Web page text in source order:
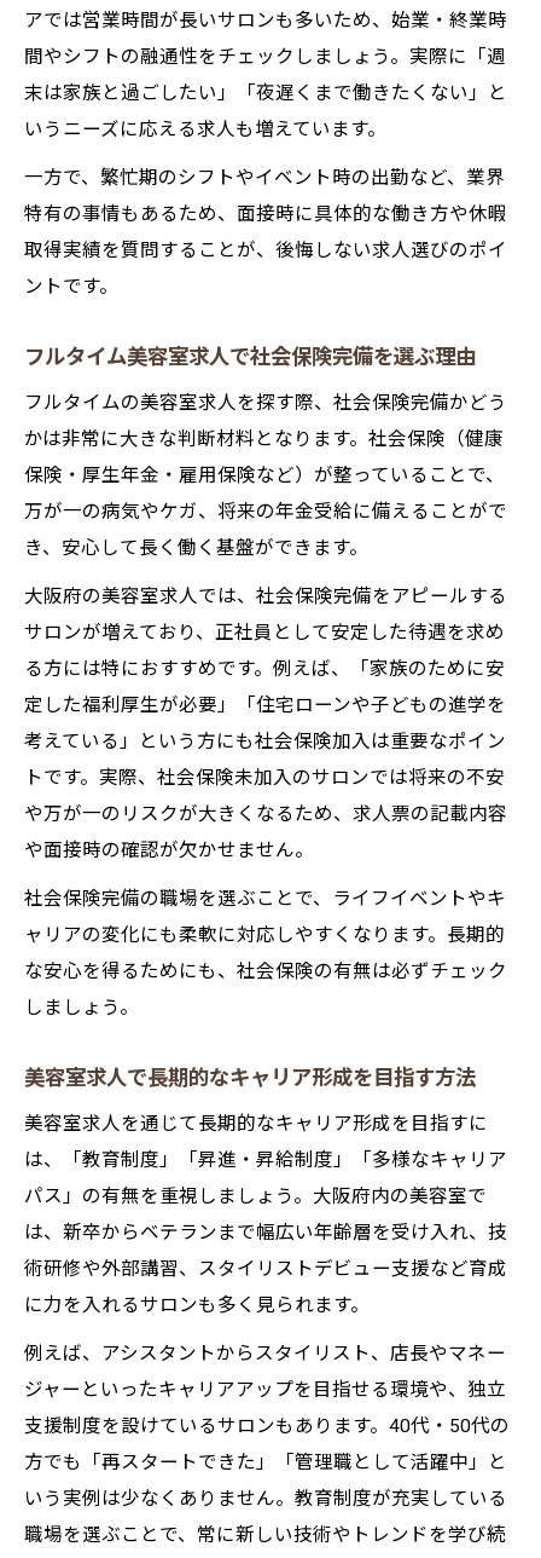
アでは営業時間が長いサロンも多いため、始業・終業時
間やシフトの融通性をチェックしましょう。実際に「週
末は家族と過ごしたい」「夜遅くまで働きたくない」と
いうニーズに応える求人も増えています。
一方で、繁忙期のシフトやイベント時の出勤など、業界
特有の事情もあるため、面接時に具体的な働き方や休暇
取得実績を質問することが、後悔しない求人選びのポイ
ントです。
フルタイム美容室求人で社会保険完備を選ぶ理由
フルタイムの美容室求人を探す際、社会保険完備かどう
かは非常に大きな判断材料となります。社会保険（健康
保険・厚生年金・雇用保険など）が整っていることで、
万が一の病気やケガ、将来の年金受給に備えることがで
き、安心して長く働く基盤ができます。
大阪府の美容室求人では、社会保険完備をアピールする
サロンが増えており、正社員として安定した待遇を求め
る方には特におすすめです。例えば、「家族のために安
定した福利厚生が必要」「住宅ローンや子どもの進学を
考えている」という方にも社会保険加入は重要なポイン
トです。実際、社会保険未加入のサロンでは将来の不安
や万が一のリスクが大きくなるため、求人票の記載内容
や面接時の確認が欠かせません。
社会保険完備の職場を選ぶことで、ライフイベントやキ
ャリアの変化にも柔軟に対応しやすくなります。長期的
な安心を得るためにも、社会保険の有無は必ずチェック
しましょう。
美容室求人で長期的なキャリア形成を目指す方法
美容室求人を通じて長期的なキャリア形成を目指すに
は、「教育制度」「昇進・昇給制度」「多様なキャリア
パス」の有無を重視しましょう。大阪府内の美容室で
は、新卒からベテランまで幅広い年齢層を受け入れ、技
術研修や外部講習、スタイリストデビュー支援など育成
に力を入れるサロンも多く見られます。
例えば、アシスタントからスタイリスト、店長やマネー
ジャーといったキャリアアップを目指せる環境や、独立
支援制度を設けているサロンもあります。40代・50代の
方でも「再スタートできた」「管理職として活躍中」と
いう実例は少なくありません。教育制度が充実している
職場を選ぶことで、常に新しい技術やトレンドを学び続